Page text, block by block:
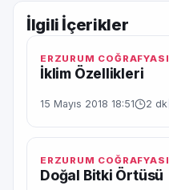
İlgili İçerikler
ERZURUM COĞRAFYASI
İklim Özellikleri
15 Mayıs 2018 18:51 2 dk
ERZURUM COĞRAFYASI
Doğal Bitki Örtüsü